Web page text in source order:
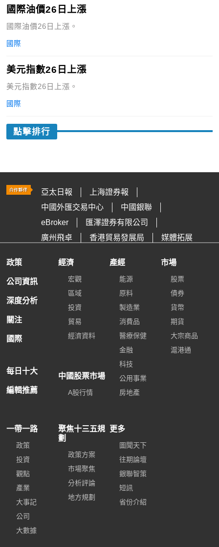
國際油價26日上漲
國際油價26日上漲。
國際
美元指數26日上漲
美元指數26日上漲。
國際
點擊排行
亞太日報
上海證券報
中國外匯交易中心
中國銀聯
eBroker
匯澤證券有限公司
廣州飛卓
香港貿易發展局 媒體拓展
政策
公司資訊
深度分析
關注
國際
每日十大
編輯推薦
經濟
宏觀
區域
投資
貿易
經濟資料
中國股票市場
A股行情
產經
能源
原料
製造業
消費品
醫療保健
金融
科技
公用事業
房地產
市場
股票
債券
貨幣
期貨
大宗商品
滬港通
一帶一路
政策
投資
觀點
產業
大事記
公司
大數據
聚焦十三五規
劃
政策方案
市場聚焦
分析評論
地方規劃
更多
圖聞天下
往期論壇
銀聯智策
短訊
省份介紹